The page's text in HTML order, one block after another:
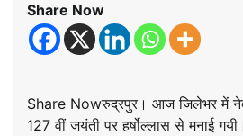
Share Now
Share Nowरुद्रपुर। आज जिलेभर में
127 वीं जयंती पर हर्षोल्लास से मनाई